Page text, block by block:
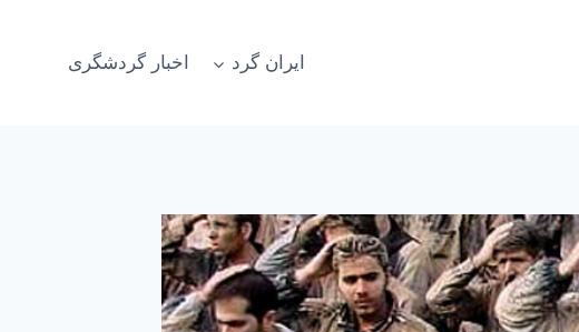
ایران گرد اخبار گردشگری